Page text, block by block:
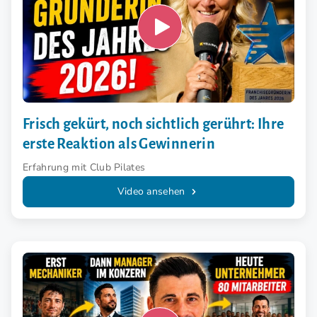
Frisch gekürt, noch sichtlich gerührt: Ihre
erste Reaktion als Gewinnerin
Erfahrung mit Club Pilates
Video ansehen